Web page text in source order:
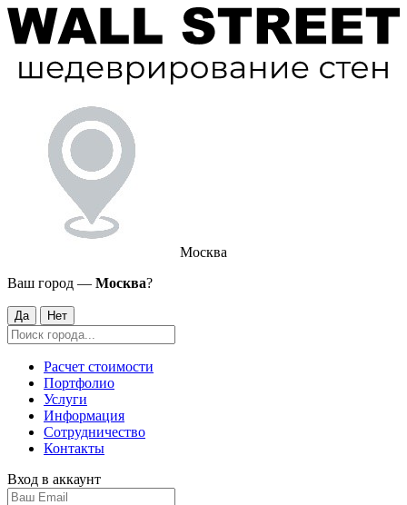
Москва
Ваш город — Москва?
Да Нет
Расчет стоимости
Портфолио
Услуги
Информация
Сотрудничество
Контакты
Вход в аккаунт